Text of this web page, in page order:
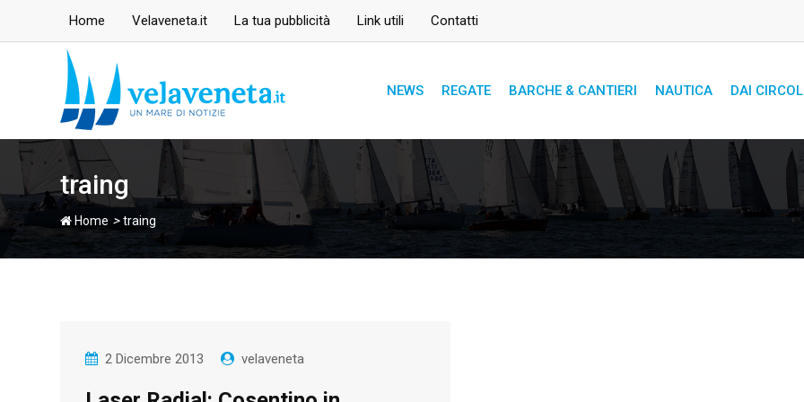
Home Velaveneta.it La tua pubblicità Link utili Contatti
NEWS REGATE BARCHE & CANTIERI NAUTICA DAI
traing
Home >traing
2 Dicembre 2013 velaveneta